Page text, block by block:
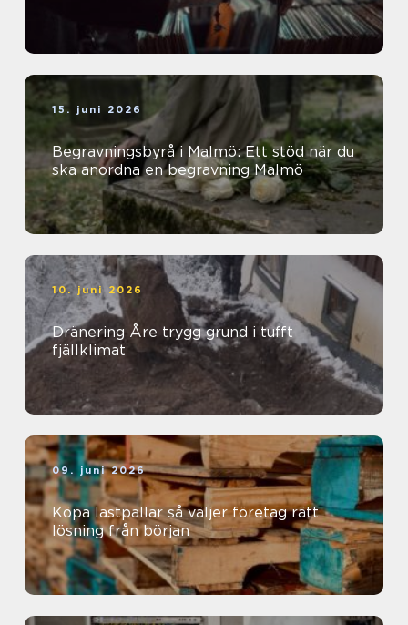
15. juni 2026
Begravningsbyrå i Malmö: Ett stöd när du
ska anordna en begravning Malmö
10. juni 2026
Dränering Åre trygg grund i tufft
fjällklimat
09. juni 2026
Köpa lastpallar så väljer företag rätt
lösning från början